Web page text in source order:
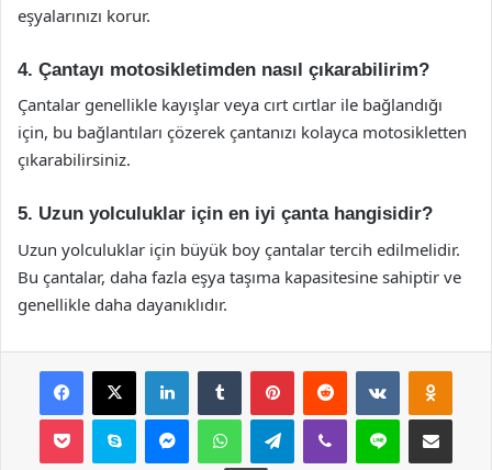
eşyalarınızı korur.
4. Çantayı motosikletimden nasıl çıkarabilirim?
Çantalar genellikle kayışlar veya cırt cırtlar ile bağlandığı
için, bu bağlantıları çözerek çantanızı kolayca motosikletten
çıkarabilirsiniz.
5. Uzun yolculuklar için en iyi çanta hangisidir?
Uzun yolculuklar için büyük boy çantalar tercih edilmelidir.
Bu çantalar, daha fazla eşya taşıma kapasitesine sahiptir ve
genellikle daha dayanıklıdır.
Facebook
X LinkedInTumblr PinterestReddit VKontakte
Pocket Skype MessengerWhatsAppTelegramViber Line E-Posta ile
Yazdır